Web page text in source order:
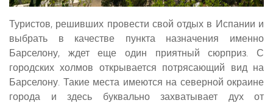
Туристов, решивших провести свой отдых в Испании и
выбрать в качестве пункта назначения именно
Барселону, ждет еще один приятный сюрприз. С
городских холмов открывается потрясающий вид на
Барселону. Такие места имеются на северной окраине
города и здесь буквально захватывает дух от